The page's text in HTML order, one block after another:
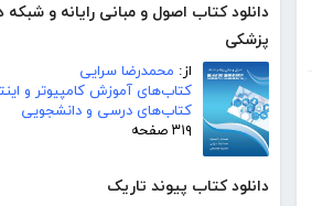
دانلود کتاب اصول و مبانی رایانه و
پزشکی
از: محمدرضا سرایی
کتاب‌های آموزش کامپیوتر و
کتاب‌های درسی و دانشجویی
۳۱۹ صفحه
دانلود کتاب پیوند تاریک